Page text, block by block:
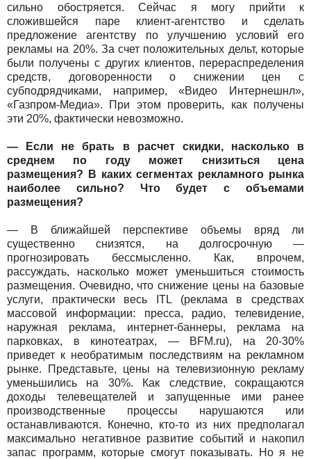
сильно обостряется. Сейчас я могу прийти к
сложившейся паре клиент-агентство и сделать
предложение агентству по улучшению условий его
рекламы на 20%. За счет положительных дельт, которые
были получены с других клиентов, перераспределения
средств, договоренности о снижении цен с
субподрядчиками, например, «Видео Интернешнл»,
«Газпром-Медиа». При этом проверить, как получены
эти 20%, фактически невозможно.
— Если не брать в расчет скидки, насколько в
среднем по году может снизиться цена
размещения? В каких сегментах рекламного рынка
наиболее сильно? Что будет с объемами
размещения?
— В ближайшей перспективе объемы вряд ли
существенно снизятся, на долгосрочную —
прогнозировать бессмысленно. Как, впрочем,
рассуждать, насколько может уменьшиться стоимость
размещения. Очевидно, что снижение цены на базовые
услуги, практически весь ITL (реклама в средствах
массовой информации: пресса, радио, телевидение,
наружная реклама, интернет-баннеры, реклама на
парковках, в кинотеатрах, — BFM.ru), на 20-30%
приведет к необратимым последствиям на рекламном
рынке. Представьте, цены на телевизионную рекламу
уменьшились на 30%. Как следствие, сокращаются
доходы телевещателей и запущенные ими ранее
производственные процессы нарушаются или
останавливаются. Конечно, кто-то из них предполагал
максимально негативное развитие событий и накопил
запас программ, которые смогут показывать. Но я не